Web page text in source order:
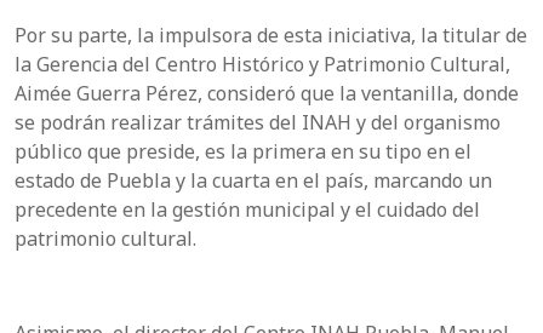
Por su parte, la impulsora de esta iniciativa, la titular de
la Gerencia del Centro Histórico y Patrimonio Cultural,
Aimée Guerra Pérez, consideró que la ventanilla, donde
se podrán realizar trámites del INAH y del organismo
público que preside, es la primera en su tipo en el
estado de Puebla y la cuarta en el país, marcando un
precedente en la gestión municipal y el cuidado del
patrimonio cultural.